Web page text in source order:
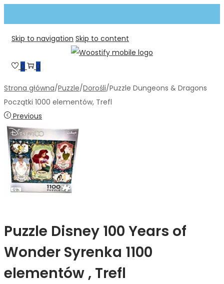
Skip to navigation Skip to content
0 0
Strona główna/Puzzle/Dorośli/Puzzle Dungeons & Dragons
Początki 1000 elementów, Trefl
Previous
Puzzle Disney 100 Years of
Wonder Syrenka 1100
elementów , Trefl